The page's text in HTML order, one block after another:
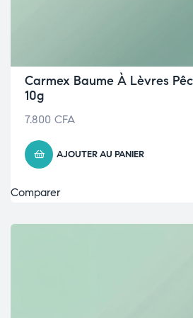
Carmex Baume À Lèvres
10g
7.800 CFA
AJOUTER AU PANIER
Comparer